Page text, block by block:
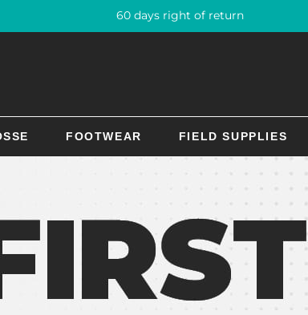
60 days right of return
FOOTWEAR FIELD SUPPLIES